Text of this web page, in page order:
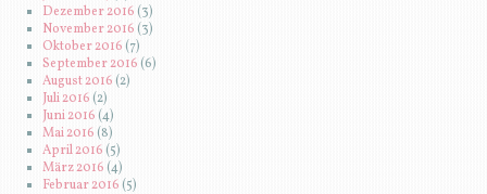
Dezember 2016 (3)
November 2016 (3)
Oktober 2016 (7)
September 2016 (6)
August 2016(2)
Juli 2016 (2)
Juni 2016 (4)
Mai 2016 (8)
April 2016 (5)
März 2016 (4)
Februar 2016(5)